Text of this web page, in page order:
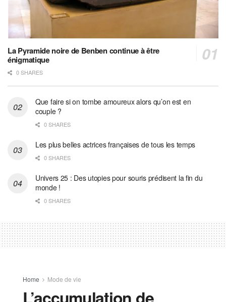
La Pyramide noire de Benben continue à être
énigmatique
0 SHARES
Que faire si on tombe amoureux alors qu’on est en
couple ?
0 SHARES
Les plus belles actrices françaises de tous les temps
0 SHARES
Univers 25 : Des utopies pour souris prédisent la fin du
monde !
0 SHARES
Home Mode de vie
L’accumulation de